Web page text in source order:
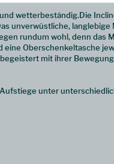
wetterbeständig.Die
unverwüstliche,
rundum wohl, denn
Oberschenkeltasche
mit ihrer
unter